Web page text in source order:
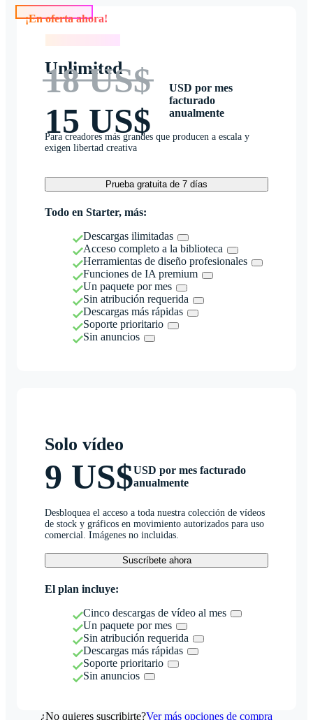
Unlimited
18 US$
15 US$
USD por mes
facturado
anualmente
Para creadores más grandes que producen a escala y
exigen libertad creativa
Prueba gratuita de 7 días
Todo en Starter, más:
Descargas ilimitadas
Acceso completo a la biblioteca
Herramientas de diseño profesionales
Funciones de IA premium
Un paquete por mes
Sin atribución requerida
Descargas más rápidas
Soporte prioritario
Sin anuncios
Solo vídeo
9 US$USD por mes facturado
anualmente
Desbloquea el acceso a toda nuestra colección de vídeos
de stock y gráficos en movimiento autorizados para uso
comercial. Imágenes no incluidas.
Suscríbete ahora
El plan incluye:
Cinco descargas de vídeo al mes
Un paquete por mes
Sin atribución requerida
Descargas más rápidas
Soporte prioritario
Sin anuncios
¿No quieres suscribirte?Ver más opciones de compra